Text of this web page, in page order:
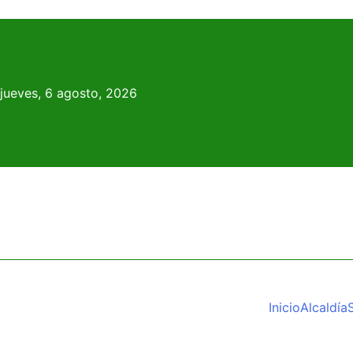
jueves, 6 agosto, 2026
InicioAlcaldía